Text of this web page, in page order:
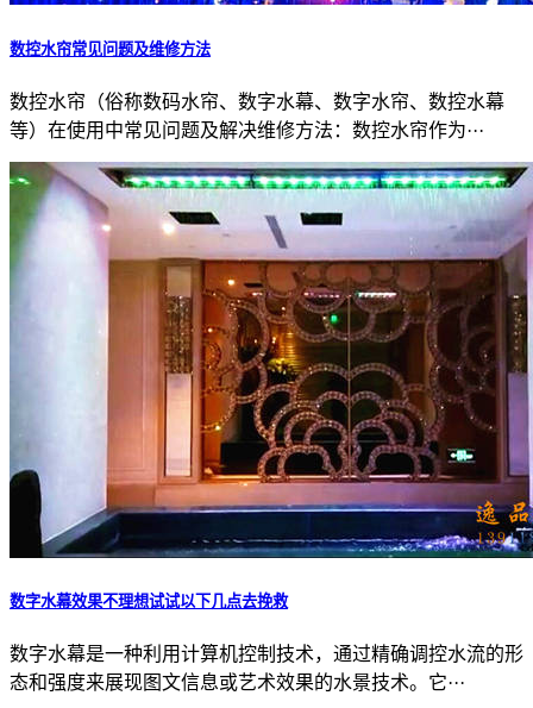
数控水帘常见问题及维修方法
数控水帘（俗称数码水帘、数字水幕、数字水帘、数控水幕
等）在使用中常见问题及解决维修方法：数控水帘作为···
数字水幕效果不理想试试以下几点去挽救
数字水幕是一种利用计算机控制技术，通过精确调控水流的形
态和强度来展现图文信息或艺术效果的水景技术。它···